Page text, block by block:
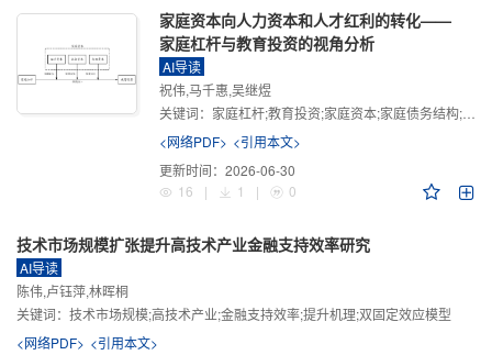
家庭资本向人力资本和人才红利的转化——
家庭杠杆与教育投资的视角分析
AI导读
祝伟,马千惠,吴继煜
关键词： 家庭杠杆;教育投资;家庭资本;家庭债务结构;CHFS
<网络PDF> <引用本文>
更新时间： 2026-06-30
16
| 1 | 0
技术市场规模扩张提升高技术产业金融支持效率研究
AI导读
陈伟,卢钰萍,林晖桐
关键词： 技术市场规模;高技术产业;金融支持效率;提升机理;双固定效应模型
<网络PDF> <引用本文>